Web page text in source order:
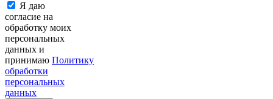
Я даю
согласие на
обработку моих
персональных
данных и
принимаю Политику
обработки
персональных
данных